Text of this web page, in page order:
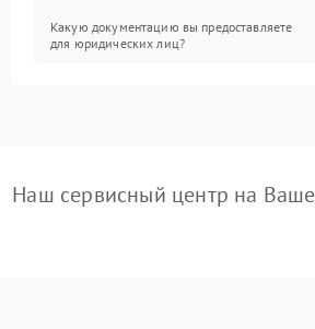
Какую документацию вы предоставляете
для юридических лиц?
Наш сервисный центр на